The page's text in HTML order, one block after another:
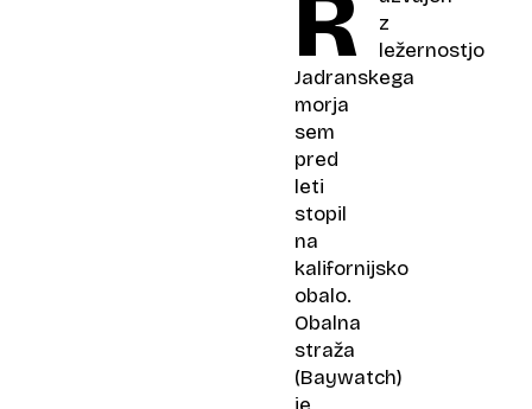
z
ležernostjo
Jadranskega
morja
sem
pred
leti
stopil
na
kalifornijsko
obalo.
Obalna
straža
(Baywatch)
hodiš,